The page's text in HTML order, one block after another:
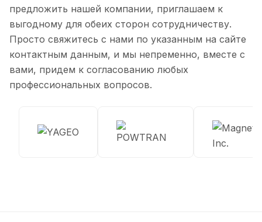
предложить нашей компании, приглашаем к
выгодному для обеих сторон сотрудничеству.
Просто свяжитесь с нами по указанным на сайте
контактным данным, и мы непременно, вместе с
вами, придем к согласованию любых
профессиональных вопросов.